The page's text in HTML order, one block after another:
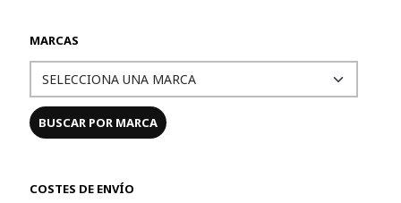
MARCAS
COSTES DE ENVÍO